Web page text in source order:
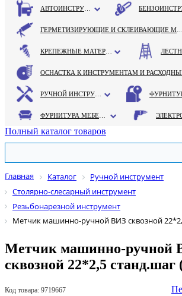
Полный каталог товаров
Главная Каталог
Ручной инструмент
Столярно-слесарный инструмент
Резьбонарезной инструмент
Метчик машинно-ручной ВИЗ сквозной
Метчик машинно-ручной
сквозной 22*2,5 станд.шаг
Код товара: 9719667